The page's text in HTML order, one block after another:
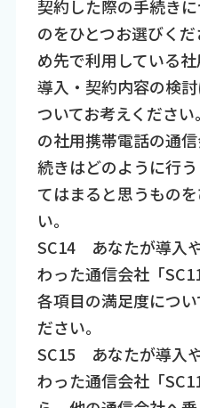
契約した際の手続き
のをひとつお選びく
め先で利用している社
導入・契約内容の検
ついてお考えくださ
の社用携帯電話の通
続きはどのように行
てはまると思うもの
い。
SC14 あなたが導入
わった通信会社「
各項目の満足度につ
ださい。
SC15 あなたが導入
わった通信会社「